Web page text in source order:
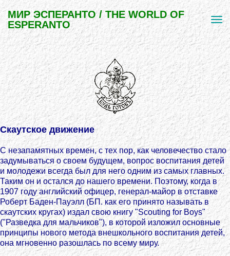
МИР ЭСПЕРАНТО / THE WORLD OF
ESPERANTO
Скаутское движение
С незапамятных времен, с тех пор, как человечество стало
задумываться о своем будущем, вопрос воспитания детей
и молодежи всегда был для него одним из самых главных.
Таким он и остался до нашего времени. Поэтому, когда в
1907 году английский офицер, генерал-майор в отставке
Роберт Баден-Пауэлл (БП. как его принято называть в
скаутских кругах) издал свою книгу "Scouting for Boys"
("Разведка для мальчиков"), в которой изложил основные
принципы нового метода внешкольного воспитания детей,
она мгновенно разошлась по всему миру.